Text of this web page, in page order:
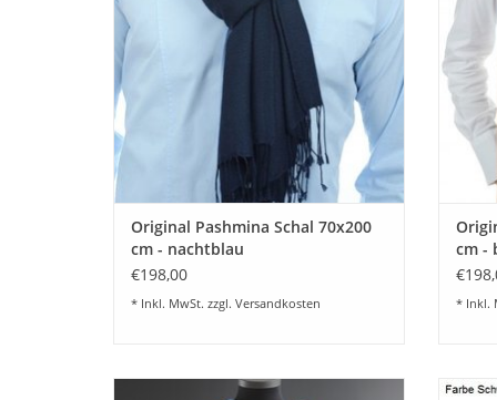
besondere Webart undurchsichtig.
ZUM WARENKORB HINZUFÜGEN
Original Pashmina Schal 70x200
cm - nachtblau
€198,00
* Inkl. MwSt. zzgl. Versandkosten
cm -
* Inkl.
Modischer Poncho kuschelig und weich. In
Sehr